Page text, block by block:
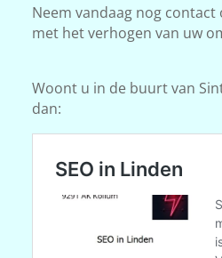
Neem vandaag nog
met het verhogen van uw
Woont u in de buurt van
dan: